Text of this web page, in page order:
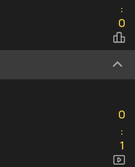
:0
0
0
:1
1